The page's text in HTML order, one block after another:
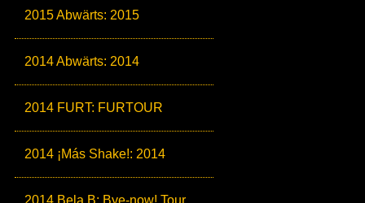
2015 Abwärts: 2015
2014 Abwärts: 2014
2014 FURT: FURTOUR
2014 ¡Más Shake!: 2014
2014 Bela B: Bye-now! Tour